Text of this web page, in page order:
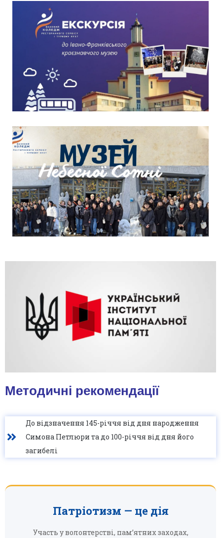
Методичні рекомендації
До відзначення 145-річчя від дня народження
Симона Петлюри та до 100-річчя від дня його
загибелі
Патріотизм — це дія
Участь у волонтерстві, пам’ятних заходах,